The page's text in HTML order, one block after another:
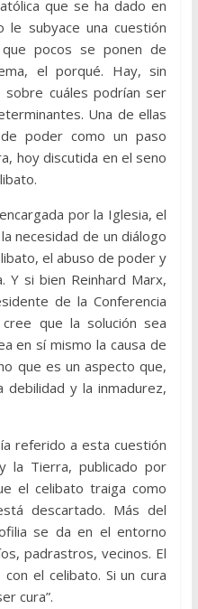
que se ha dado en
subyace una cuestión
pocos se ponen de
el porqué. Hay, sin
sobre cuáles podrían ser
Una de ellas
poder como un paso
hoy discutida en el seno
por la Iglesia, el
necesidad de un diálogo
el abuso de poder y
Y si bien Reinhard Marx,
de la Conferencia
que la solución sea
en sí mismo la causa de
que es un aspecto que,
debilidad y la inmadurez,
referido a esta cuestión
la Tierra, publicado por
el celibato traiga como
descartado. Más del
se da en el entorno
padrastros, vecinos. El
el celibato. Si un cura
cura”.